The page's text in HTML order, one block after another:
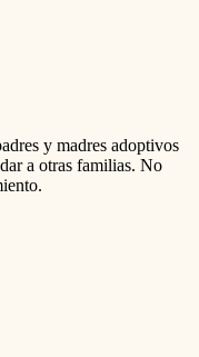
y madres adoptivos
a otras familias. No